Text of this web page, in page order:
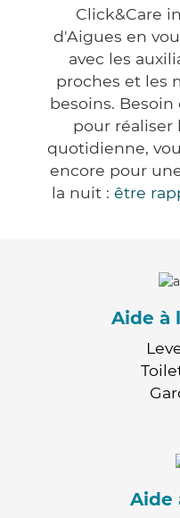
Click&Care
d'Aigues en
avec les
proches et les
besoins.
pour réaliser
quotidienne,
encore pour
la nuit : être
Aide à
Aide